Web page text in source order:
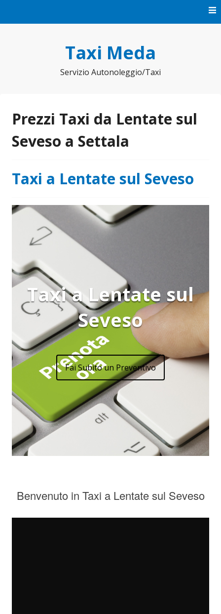
Taxi Meda
Servizio Autonoleggio/Taxi
Prezzi Taxi da Lentate sul
Seveso a Settala
Taxi a Lentate sul Seveso
Taxi a Lentate sul
Seveso
Fai Subito un Preventivo
Benvenuto in Taxi a Lentate sul Seveso